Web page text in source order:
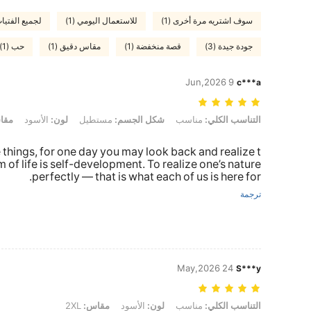
سوف اشتريه مرة أخرى (1) للاستعمال اليومي (1) لجميع
جودة جيدة (3) قصة منخفضة (1) مقاس دقيق (1) حب (1)
c***a
9 Jun,2026
التناسب الكلي: مناسب, شكل الجسم: مستطيل, لون: الأسود, مقاس: 2XL
التناسب الكلي: مناسب شكل الجسم: مستطيل لون: الأسود
for one day you may look back and realize t
of life is self-development. To realize one’s nature
perfectly — that is what each of us is here for.
ترجمة
S***y
24 May,2026
التناسب الكلي: مناسب, لون: الأسود, مقاس: 2XL
التناسب الكلي: مناسب لون: الأسود مقاس: